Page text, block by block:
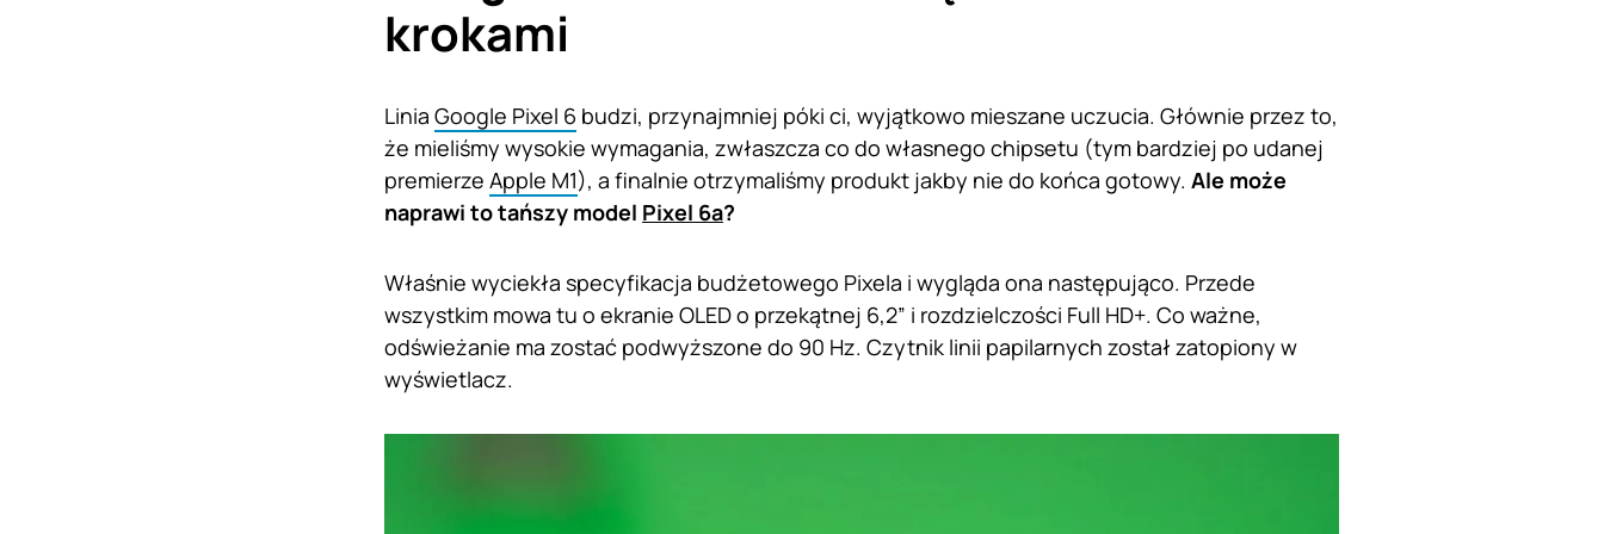
krokami
Linia Google Pixel 6 budzi, przynajmniej póki ci, wyjątkowo mieszane uczucia. Głównie przez to,
że mieliśmy wysokie wymagania, zwłaszcza co do własnego chipsetu (tym bardziej po udanej
premierze Apple M1), a finalnie otrzymaliśmy produkt jakby nie do końca gotowy. Ale może
naprawi to tańszy model Pixel 6a?
Właśnie wyciekła specyfikacja budżetowego Pixela i wygląda ona następująco. Przede
wszystkim mowa tu o ekranie OLED o przekątnej 6,2” i rozdzielczości Full HD+. Co ważne,
odświeżanie ma zostać podwyższone do 90 Hz. Czytnik linii papilarnych został zatopiony w
wyświetlacz.